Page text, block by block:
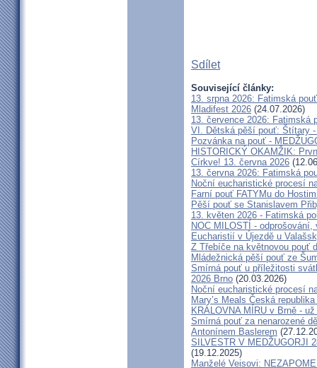
Sdílet
Související články:
13. srpna 2026: Fatimská
Mladifest 2026 (24.07.2026)
13. července 2026: Fatimská
VI. Dětská pěší pouť: Štítary
Pozvánka na pouť -
HISTORICKÝ OKAMŽIK:
Církve! 13. června 2026
13. června 2026: Fatimská
Noční eucharistické procesí
Farní pouť FATYMu do
Pěší pouť se Stanislavem
13. květen 2026 - Fatimská
NOC MILOSTÍ -
Eucharistií v Újezdě u
Z Třebíče na květnovou pouť
Mládežnická pěší pouť ze
Smírná pouť u příležitosti
2026 Brno (20.03.2026)
Noční eucharistické procesí
Mary’s Meals Česká
KRÁLOVNA MÍRU v Brně -
Smírná pouť za nenarozené
Antonínem Baslerem
SILVESTR V MEDŽUGORJI
(19.12.2025)
Manželé Veisovi: